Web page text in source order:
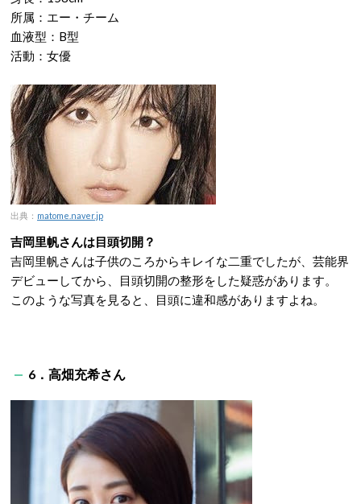
所属：エー・チーム
血液型：B型
活動：女優
出典： matome.naver.jp
吉岡里帆さんは目頭切開？
吉岡里帆さんは子供のころからキレイな二重でしたが、芸能界
デビューしてから、目頭切開の整形をした疑惑があります。
このような写真を見ると、目頭に違和感がありますよね。
6．高畑充希さん